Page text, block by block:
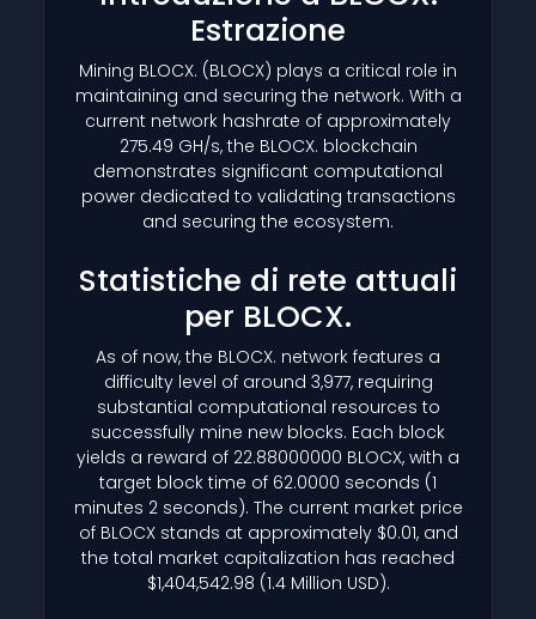
Estrazione
Mining BLOCX. (BLOCX) plays a critical role in
maintaining and securing the network. With a
current network hashrate of approximately
275.49 GH/s, the BLOCX. blockchain
demonstrates significant computational
power dedicated to validating transactions
and securing the ecosystem.
Statistiche di rete attuali
per BLOCX.
As of now, the BLOCX. network features a
difficulty level of around 3,977, requiring
substantial computational resources to
successfully mine new blocks. Each block
yields a reward of 22.88000000 BLOCX, with a
target block time of 62.0000 seconds (1
minutes 2 seconds). The current market price
of BLOCX stands at approximately $0.01, and
the total market capitalization has reached
$1,404,542.98 (1.4 Million USD).